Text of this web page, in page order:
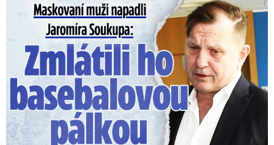
Maskovaní muži napadli Jaromíra Soukupa: Krvavá nakládačka